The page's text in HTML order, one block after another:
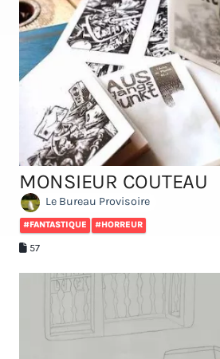
MONSIEUR COUTEAU
Le Bureau Provisoire
#FANTASTIQUE #HORREUR
57